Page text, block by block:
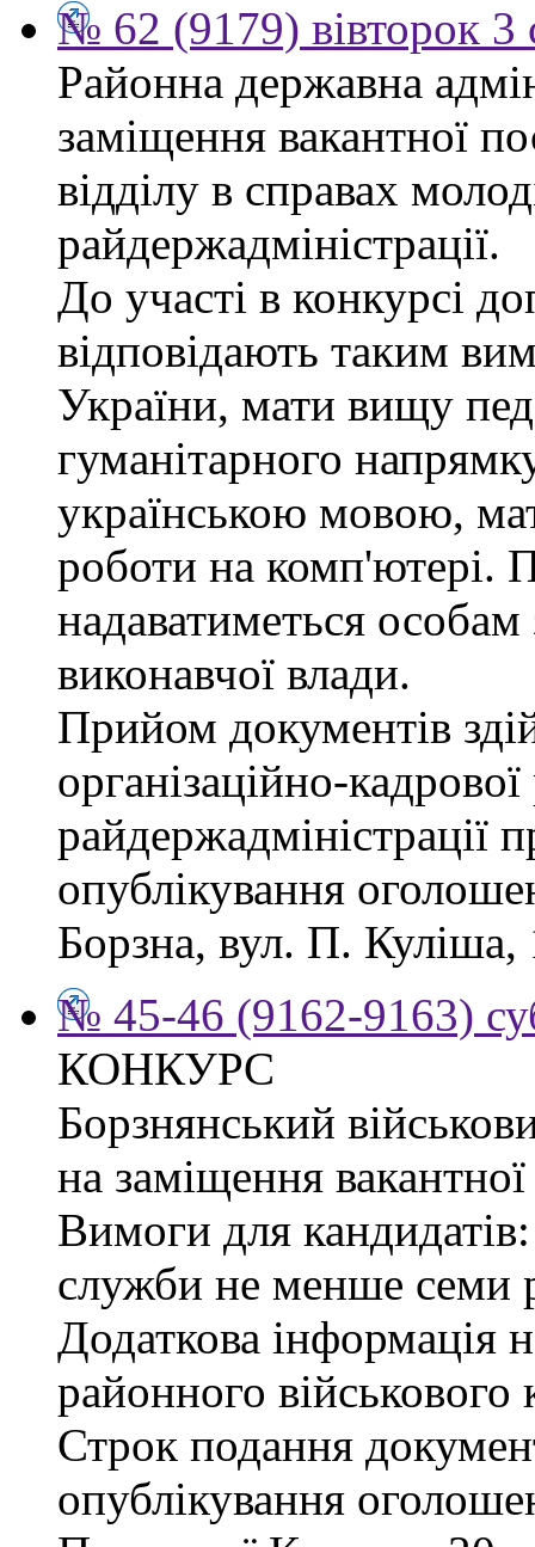
№ 62 (9179) вівторок 3
Районна державна
заміщення вакантної
відділу в справах
райдержадміністрації.
До участі в конкурсі
відповідають таким
України, мати вищу
гуманітарного
українською мовою,
роботи на комп'ютері.
надаватиметься
виконавчої влади.
Прийом документів
організаційно-
райдержадміністрації
опублікування
Борзна, вул. П.
№ 45-46 (9162-9163)
КОНКУРС
Борзнянський
на заміщення
Вимоги для
служби не менше семи
Додаткова інформація
районного військового
Строк подання
опублікування